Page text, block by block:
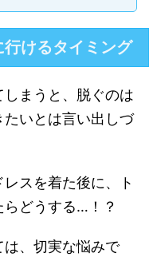
けるタイミング
まうと、脱ぐのは
いとは言い出しづ
スを着た後に、ト
らどうする…！？
は、切実な悩みで